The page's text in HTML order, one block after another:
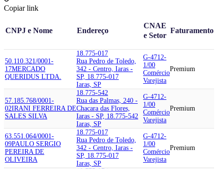
Copiar link
CNPJ e Nome Endereço
CNAE
e Setor
Faturamento
50.110.321/0001-
17MERCADO
QUERIDUS LTDA.
18.775-017
Rua Pedro de Toledo,
342 - Centro, Iaras -
SP, 18.775-017
Iaras, SP
G-4712-
1/00
Comércio
Varejista
Premium
57.185.768/0001-
02IRANI FERREIRA DE
SALES SILVA
18.775-542
Rua das Palmas, 240 -
Chacara das Flores,
Iaras - SP, 18.775-542
Iaras, SP
G-4712-
1/00
Comércio
Varejista
Premium
63.551.064/0001-
09PAULO SERGIO
PEREIRA DE
OLIVEIRA
18.775-017
Rua Pedro de Toledo,
342 - Centro, Iaras -
SP, 18.775-017
Iaras, SP
G-4712-
1/00
Comércio
Varejista
Premium